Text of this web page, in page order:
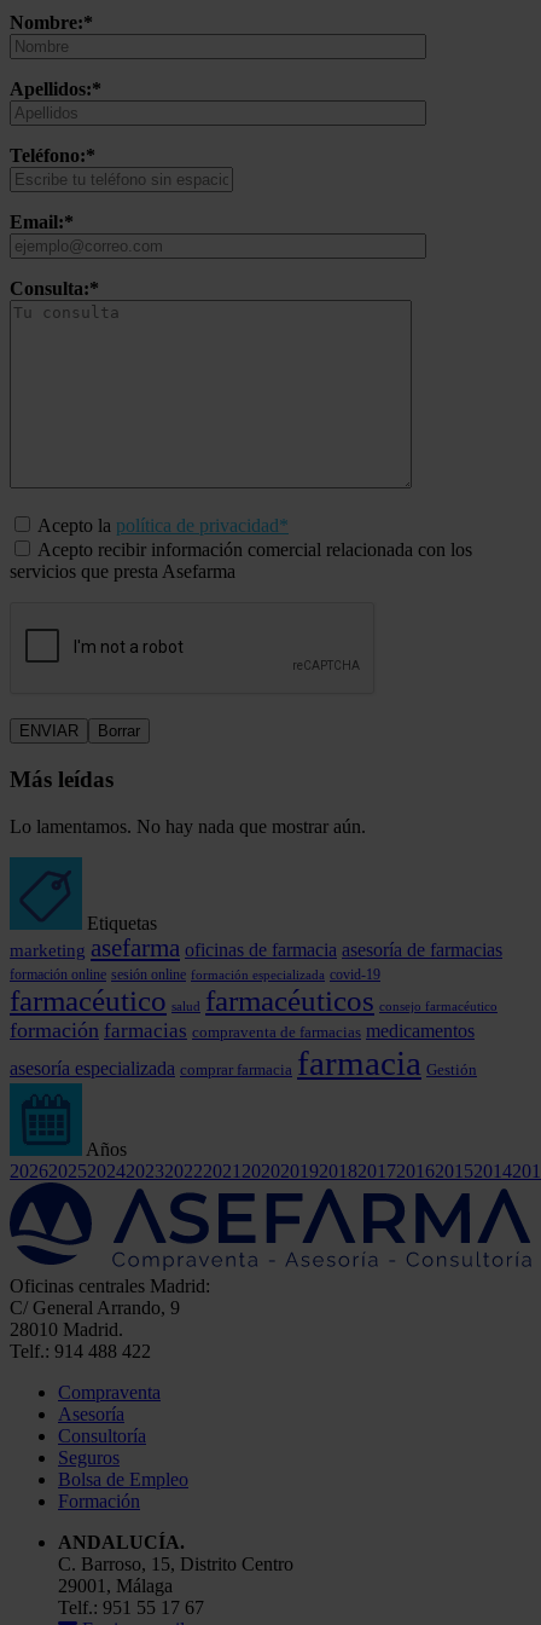
Nombre:*
Apellidos:*
Teléfono:*
Email:*
Consulta:*
Acepto la política de privacidad*
Acepto recibir información comercial relacionada con los
servicios que presta Asefarma
Más leídas
Lo lamentamos. No hay nada que mostrar aún.
Etiquetas
marketing asefarma oficinas de farmacia asesoría de farmacias
formación online sesión online formación especializada covid-19
farmacéutico salud farmacéuticos consejo farmacéutico
formación farmacias compraventa de farmacias medicamentos
asesoría especializada comprar farmacia farmacia Gestión
Años
202620252024202320222021 2020201920182017201620152014
Oficinas centrales Madrid:
C/ General Arrando, 9
28010 Madrid.
Telf.: 914 488 422
Compraventa
Asesoría
Consultoría
Seguros
Bolsa de Empleo
Formación
ANDALUCÍA.
C. Barroso, 15, Distrito Centro
29001, Málaga
Telf.: 951 55 17 67